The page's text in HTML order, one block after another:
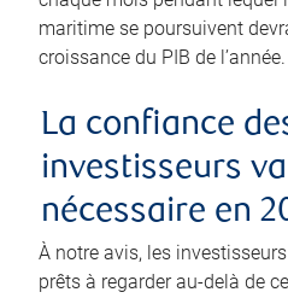
maritime se poursuivent
croissance du PIB de l’année.
La confiance
investisseurs
nécessaire en
À notre avis, les
prêts à regarder au-delà de